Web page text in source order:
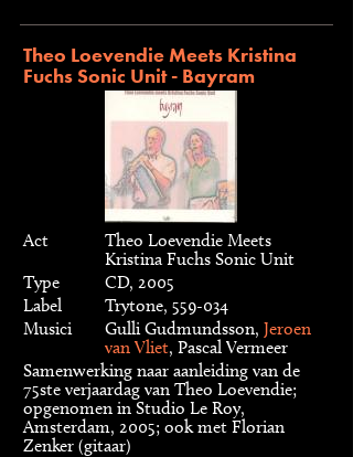
Theo Loevendie Meets Kristina
Fuchs Sonic Unit - Bayram
Act
Theo Loevendie Meets
Kristina Fuchs Sonic Unit
Type
CD, 2005
Label
Trytone, 559-034
Musici
Gulli Gudmundsson, Jeroen
van Vliet, Pascal Vermeer
Samenwerking naar aanleiding van de
75ste verjaardag van Theo Loevendie;
opgenomen in Studio Le Roy,
Amsterdam, 2005; ook met Florian
Zenker (gitaar)